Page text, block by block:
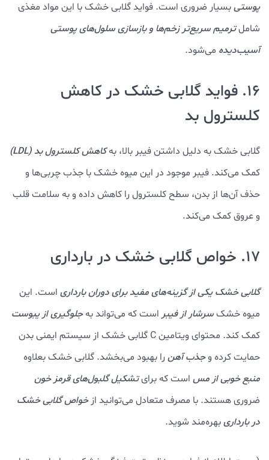
پوستیبسیار ضروری است. فواید گلابی خشک با این مواد مغذی
شاملترمیم سریع‌تر زخم‌ها و بازسازی سلول‌های پوستی
آسیب‌دیده می‌شود.
16. فواید گلابی خشک در کاهش
کلسترول بد
گلابی خشک به دلیل داشتن فیبر بالا، بهکاهش کلسترول بد (LDL)
کمک می‌کند. فیبر موجود در این میوه خشک با جذب چربی‌ها و
حذف آن‌ها از بدن، سطح کلسترول را کاهش داده و به سلامت قلب
و عروق کمک می‌کند.
17. خواص گلابی خشک در بارداری
گلابی خشک یکی از گزینه‌های مفید برای دوران بارداری است. این
میوه خشکسرشار از فیبر است که می‌تواند بهجلوگیری از یبوست
کمک کند. محتوای ویتامین C گلابی خشک از سیستم ایمنی بدن
حمایت کرده وجذب آهن را بهبود می‌بخشد. گلابی خشک بعلاوه
منبع خوبی از مس است که برایتشکیل گلبول‌های قرمز خون
ضروری هستند. با مصرف متعادل می‌توانید ازخواص گلابی خشک
در بارداریبهره‌مند شوید.